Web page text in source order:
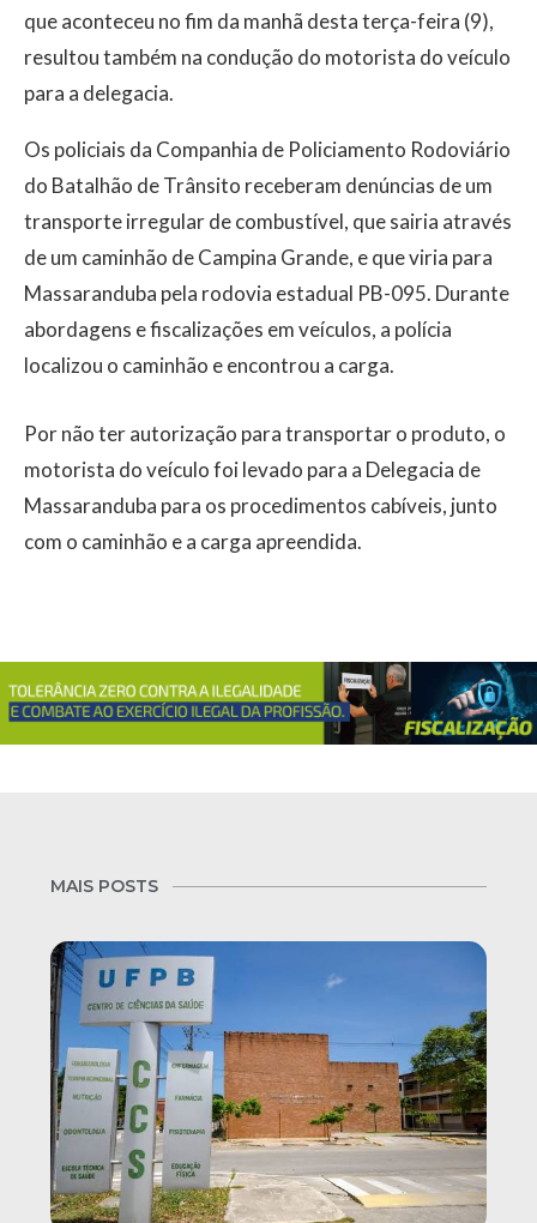
que aconteceu no fim da manhã desta terça-feira (9),
resultou também na condução do motorista do veículo
para a delegacia.
Os policiais da Companhia de Policiamento Rodoviário
do Batalhão de Trânsito receberam denúncias de um
transporte irregular de combustível, que sairia através
de um caminhão de Campina Grande, e que viria para
Massaranduba pela rodovia estadual PB-095. Durante
abordagens e fiscalizações em veículos, a polícia
localizou o caminhão e encontrou a carga.
Por não ter autorização para transportar o produto, o
motorista do veículo foi levado para a Delegacia de
Massaranduba para os procedimentos cabíveis, junto
com o caminhão e a carga apreendida.
MAIS POSTS